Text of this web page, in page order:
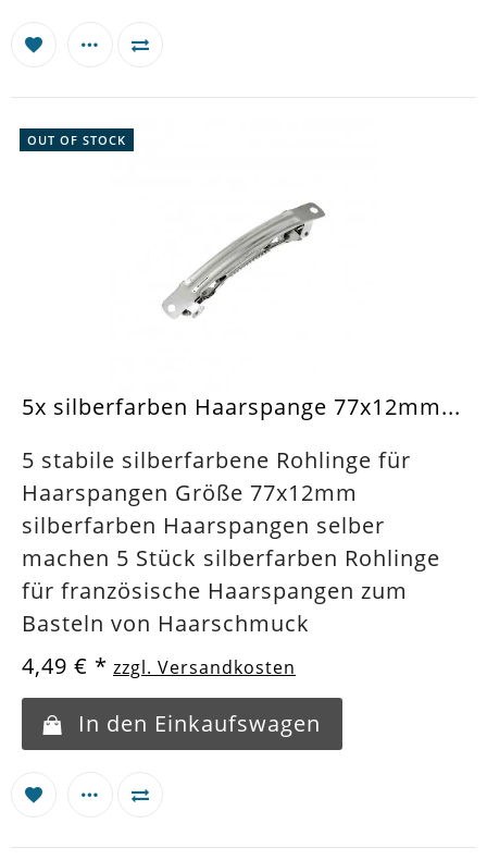
OUT OF STOCK
5x silberfarben Haarspange 77x12mm...
5 stabile silberfarbene Rohlinge für
Haarspangen Größe 77x12mm
silberfarben Haarspangen selber
machen 5 Stück silberfarben Rohlinge
für französische Haarspangen zum
Basteln von Haarschmuck
4,49 € * zzgl. Versandkosten
In den Einkaufswagen